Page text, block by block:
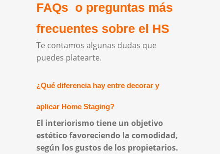
FAQs o preguntas más
frecuentes sobre el HS
Te contamos algunas dudas que
puedes platearte.
¿Qué diferencia hay entre decorar y
aplicar Home Staging?
El interiorismo tiene un objetivo
estético favoreciendo la comodidad,
según los gustos de los propietarios.